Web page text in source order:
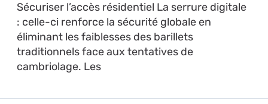
Sécuriser l’accès résidentiel La serrure digitale
: celle-ci renforce la sécurité globale en
éliminant les faiblesses des barillets
traditionnels face aux tentatives de
cambriolage. Les